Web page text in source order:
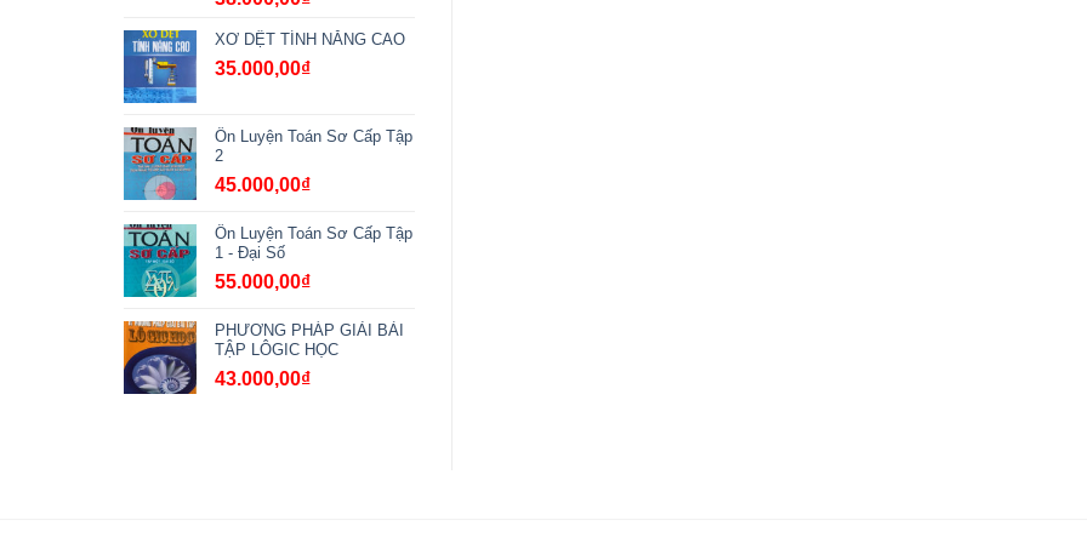
XƠ DỆT TÍNH NĂNG CAO
35.000,00₫
Ôn Luyện Toán Sơ Cấp Tập
2
45.000,00₫
Ôn Luyện Toán Sơ Cấp Tập
1 - Đại Số
55.000,00₫
PHƯƠNG PHÁP GIẢI BÀI
TẬP LÔGIC HỌC
43.000,00₫